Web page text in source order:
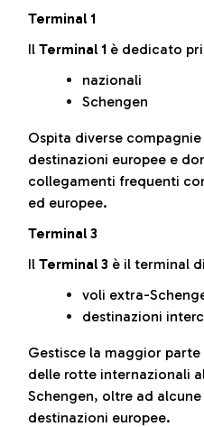
Terminal 1
Il Terminal 1 è dedicato
nazionali
Schengen
Ospita diverse
destinazioni europee e
collegamenti frequenti
ed europee.
Terminal 3
Il Terminal 3 è il terminal
voli extra-
destinazioni
Gestisce la maggior
delle rotte internazionali
Schengen, oltre ad
destinazioni europee.